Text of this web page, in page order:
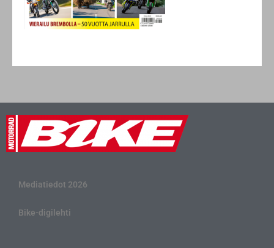
Mediatiedot 2026
Bike-digilehti